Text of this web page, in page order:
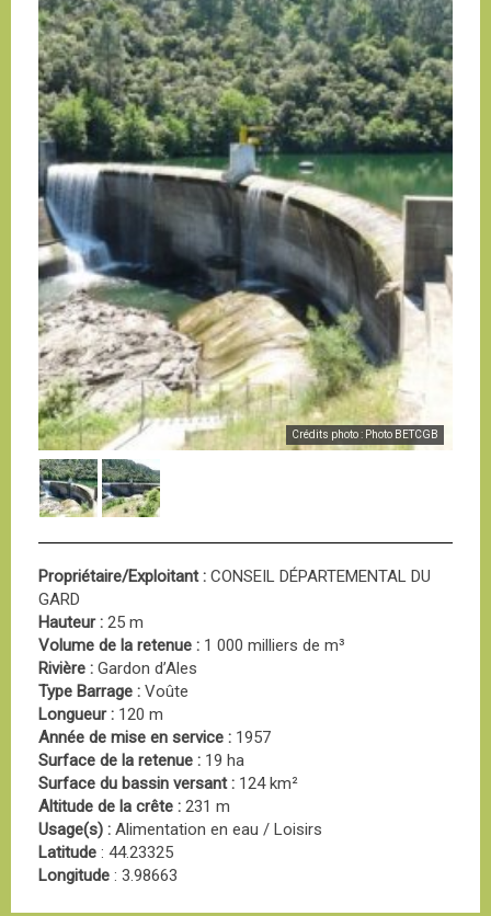
Crédits photo : Photo BETCGB
Propriétaire/Exploitant : CONSEIL DÉPARTEMENTAL DU
GARD
Hauteur : 25 m
Volume de la retenue : 1 000 milliers de m³
Rivière : Gardon d’Ales
Type Barrage : Voûte
Longueur : 120 m
Année de mise en service : 1957
Surface de la retenue : 19 ha
Surface du bassin versant : 124 km²
Altitude de la crête : 231 m
Usage(s) : Alimentation en eau / Loisirs
Latitude : 44.23325
Longitude : 3.98663